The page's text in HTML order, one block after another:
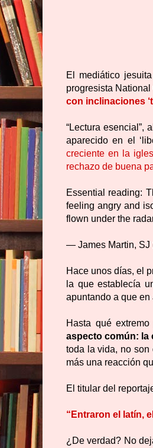
El mediático
progresista
con inclinaciones
“Lectura esencial”,
aparecido en el
creciente en la
rechazo de buena
Essential reading:
feeling angry and
flown under the
— James Martin, SJ
Hace unos días, el
la que establecía
apuntando a que en
Hasta qué
aspecto común: la
toda la vida, no son
más una reacción
El titular del
“Entraron el latín,
¿De verdad? No